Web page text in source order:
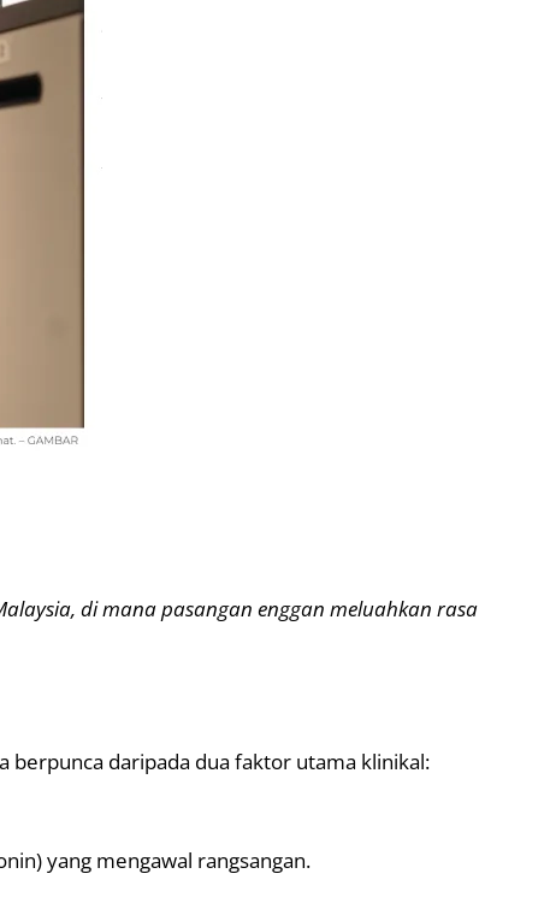
di mana pasangan enggan meluahkan rasa
berpunca daripada dua faktor utama klinikal:
yang mengawal rangsangan.